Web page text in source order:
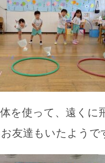
を使って、遠くに
友達もいたようで